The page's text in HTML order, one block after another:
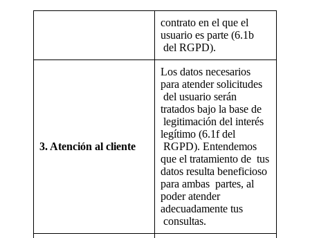
contrato en el que el
usuario es parte (6.1b
del RGPD).
3. Atención al cliente
Los datos necesarios
para atender solicitudes
del usuario serán
tratados bajo la base de
legitimación del interés
legítimo (6.1f del
RGPD). Entendemos
que el tratamiento de tus
datos resulta beneficioso
para ambas partes, al
poder atender
adecuadamente tus
consultas.